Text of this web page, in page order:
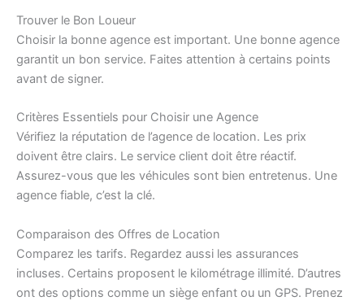
Trouver le Bon Loueur
Choisir la bonne agence est important. Une bonne agence
garantit un bon service. Faites attention à certains points
avant de signer.
Critères Essentiels pour Choisir une Agence
Vérifiez la réputation de l’agence de location. Les prix
doivent être clairs. Le service client doit être réactif.
Assurez-vous que les véhicules sont bien entretenus. Une
agence fiable, c’est la clé.
Comparaison des Offres de Location
Comparez les tarifs. Regardez aussi les assurances
incluses. Certains proposent le kilométrage illimité. D’autres
ont des options comme un siège enfant ou un GPS. Prenez